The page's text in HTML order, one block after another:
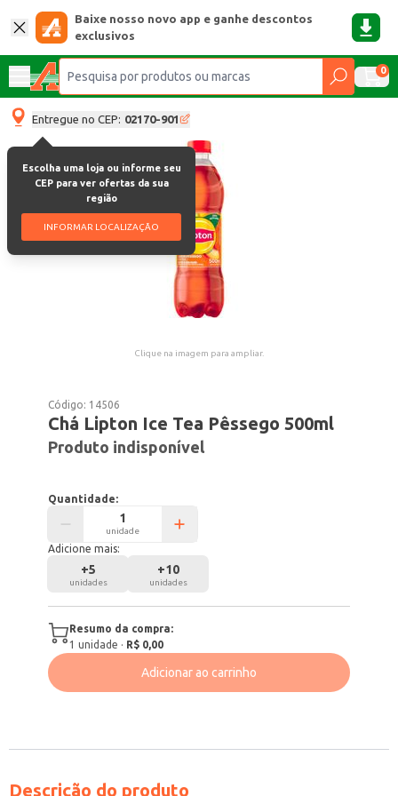
Baixe nosso novo app e ganhe descontos
exclusivos
0
Entregue no CEP: 02170-901
Escolha uma loja ou informe seu
CEP para ver ofertas da sua
região
INFORMAR LOCALIZAÇÃO
Clique na imagem para ampliar.
Código: 14506
Chá Lipton Ice Tea Pêssego 500ml
Produto indisponível
Quantidade:
unidade
Adicione mais:
+5
unidades
+10
unidades
Resumo da compra:
1 unidade · R$ 0,00
Adicionar ao carrinho
Descrição do produto